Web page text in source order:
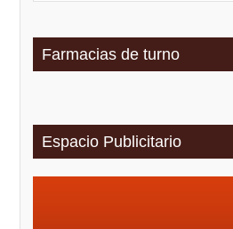
Farmacias de turno
Espacio Publicitario